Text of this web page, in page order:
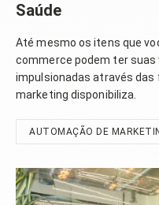
Saúde
Até mesmo os itens que
commerce podem ter
impulsionadas através
marketing disponibiliza.
AUTOMAÇÃO DE